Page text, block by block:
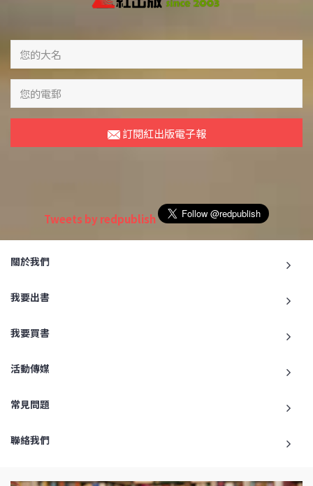
訂閱紅出版電子報
Tweets by redpublish
關於我們
我要出書
我要買書
活動傳媒
常見問題
聯絡我們